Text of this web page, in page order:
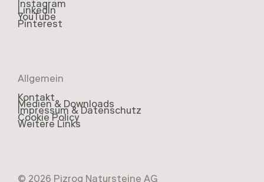
Instagram
LinkedIn
YouTube
Pinterest
Allgemein
Kontakt
Medien & Downloads
Impressum & Datenschutz
Cookie Policy
Weitere Links
© 2026 Pizrog Natursteine AG